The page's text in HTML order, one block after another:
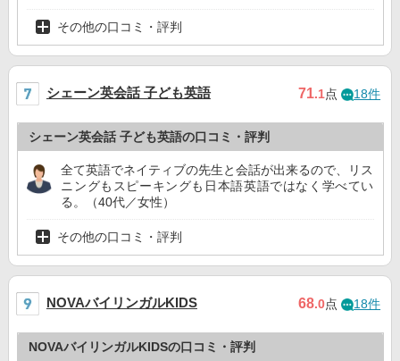
その他の口コミ・評判
シェーン英会話 子ども英語 71.1点 18件
シェーン英会話 子ども英語の口コミ・評判
全て英語でネイティブの先生と会話が出来るので、リス
ニングもスピーキングも日本語英語ではなく学べてい
る。（40代／女性）
その他の口コミ・評判
NOVAバイリンガルKIDS 68.0点 18件
NOVAバイリンガルKIDSの口コミ・評判